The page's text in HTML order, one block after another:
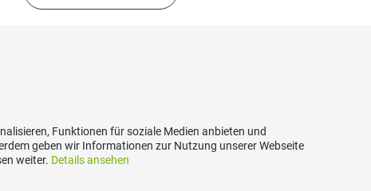
Funktionen für soziale Medien anbieten und
geben wir Informationen zur Nutzung unserer Webseite
weiter. Details ansehen